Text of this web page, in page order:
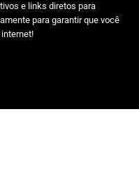
e links diretos para
para garantir que você